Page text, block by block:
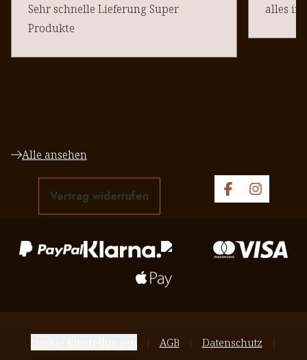
Sehr schnelle Lieferung Super
Produkte
alles in
Alle ansehen
Vertrag widerrufen
AGB Datenschutz